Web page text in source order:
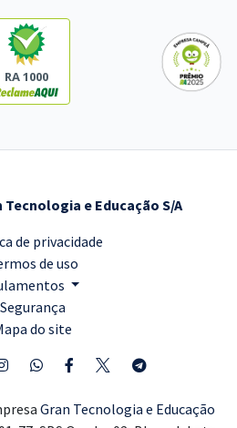
RA 1000
Tecnologia e Educação S/A
de privacidade
de uso
Segurança
do site
Gran Tecnologia e Educação